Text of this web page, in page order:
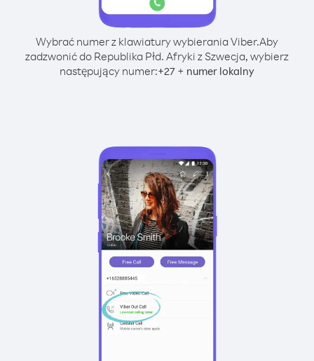
Wybrać numer z klawiatury wybierania Viber.Aby
zadzwonić do Republika Płd. Afryki z Szwecja, wybierz
następujący numer:+27 + numer lokalny